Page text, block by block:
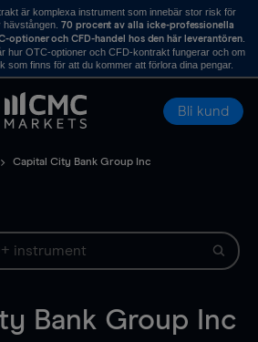
är komplexa instrument som innebär stor risk för
70 procent av alla icke-professionella
optioner och CFD-handel hos den här leverantören.
hur OTC-optioner och CFD-kontrakt fungerar och om
som finns för att du kommer att förlora dina pengar.
Bli kund
Capital City Bank Group Inc
Bank Group Inc